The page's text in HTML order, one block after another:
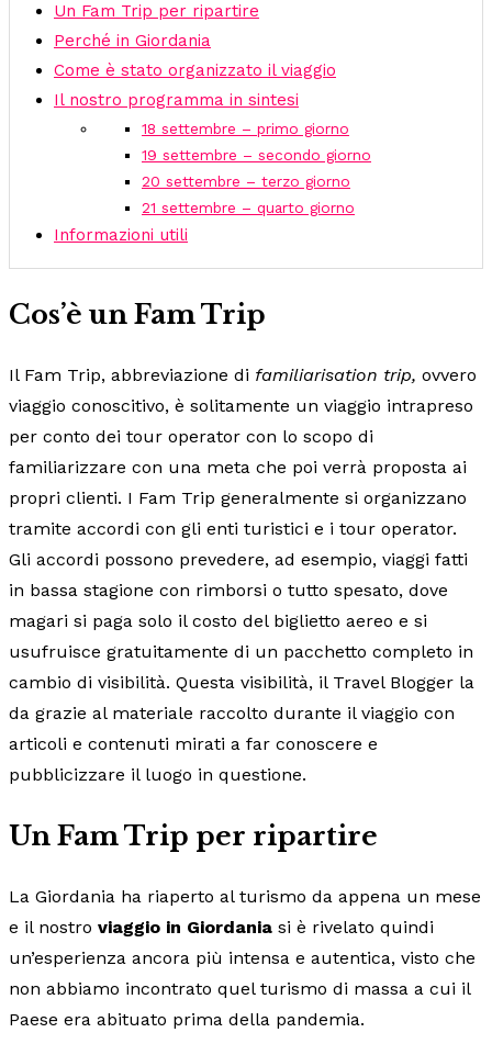
Un Fam Trip per ripartire
Perché in Giordania
Come è stato organizzato il viaggio
Il nostro programma in sintesi
18 settembre – primo giorno
19 settembre – secondo giorno
20 settembre – terzo giorno
21 settembre – quarto giorno
Informazioni utili
Cos’è un Fam Trip
Il Fam Trip, abbreviazione di familiarisation trip, ovvero
viaggio conoscitivo, è solitamente un viaggio intrapreso
per conto dei tour operator con lo scopo di
familiarizzare con una meta che poi verrà proposta ai
propri clienti. I Fam Trip generalmente si organizzano
tramite accordi con gli enti turistici e i tour operator.
Gli accordi possono prevedere, ad esempio, viaggi fatti
in bassa stagione con rimborsi o tutto spesato, dove
magari si paga solo il costo del biglietto aereo e si
usufruisce gratuitamente di un pacchetto completo in
cambio di visibilità. Questa visibilità, il Travel Blogger la
da grazie al materiale raccolto durante il viaggio con
articoli e contenuti mirati a far conoscere e
pubblicizzare il luogo in questione.
Un Fam Trip per ripartire
La Giordania ha riaperto al turismo da appena un mese
e il nostro viaggio in Giordania si è rivelato quindi
un’esperienza ancora più intensa e autentica, visto che
non abbiamo incontrato quel turismo di massa a cui il
Paese era abituato prima della pandemia.